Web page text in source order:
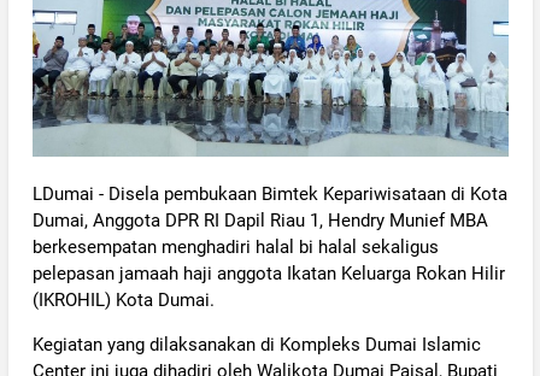
LDumai - Disela pembukaan Bimtek Kepariwisataan di Kota
Dumai, Anggota DPR RI Dapil Riau 1, Hendry Munief MBA
berkesempatan menghadiri halal bi halal sekaligus
pelepasan jamaah haji anggota Ikatan Keluarga Rokan Hilir
(IKROHIL) Kota Dumai.
Kegiatan yang dilaksanakan di Kompleks Dumai Islamic
Center ini juga dihadiri oleh Walikota Dumai Paisal, Bupati